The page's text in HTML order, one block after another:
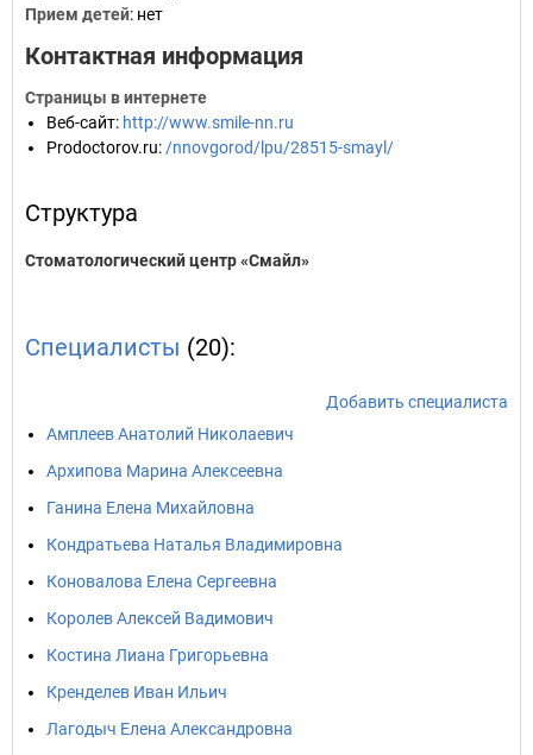
Прием детей: нет
Контактная информация
Страницы в интернете
Веб-сайт: http://www.smile-nn.ru
Prodoctorov.ru: /nnovgorod/lpu/28515-smayl/
Структура
Стоматологический центр «Смайл»
Специалисты (20):
Добавить специалиста
Амплеев Анатолий Николаевич
Архипова Марина Алексеевна
Ганина Елена Михайловна
Кондратьева Наталья Владимировна
Коновалова Елена Сергеевна
Королев Алексей Вадимович
Костина Лиана Григорьевна
Кренделев Иван Ильич
Лагодыч Елена Александровна